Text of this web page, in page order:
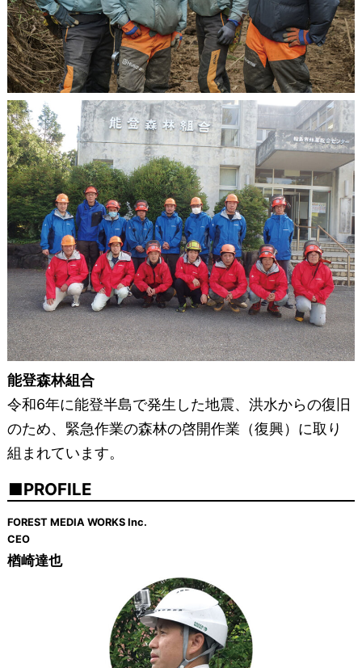
能登森林組合
令和6年に能登半島で発生した地震、洪水からの復旧
のため、緊急作業の森林の啓開作業（復興）に取り
組まれています。
PROFILE
FOREST MEDIA WORKS Inc.
CEO
楢崎達也